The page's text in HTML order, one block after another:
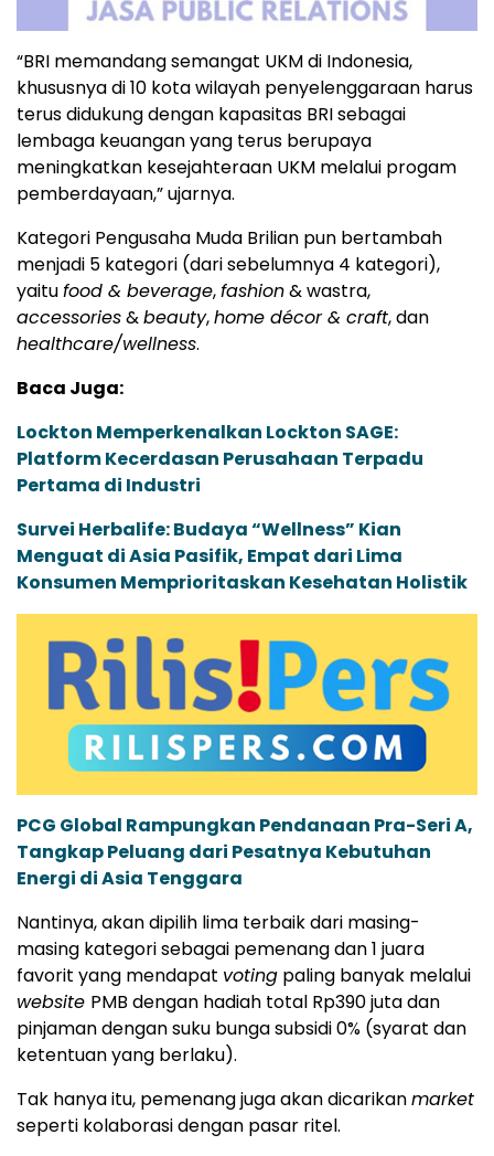
“BRI memandang semangat UKM di Indonesia,
khususnya di 10 kota wilayah penyelenggaraan harus
terus didukung dengan kapasitas BRI sebagai
lembaga keuangan yang terus berupaya
meningkatkan kesejahteraan UKM melalui progam
pemberdayaan,” ujarnya.
Kategori Pengusaha Muda Brilian pun bertambah
menjadi 5 kategori (dari sebelumnya 4 kategori),
yaitufood & beverage,fashion& wastra,
accessories&beauty,home décor & craft, dan
healthcare/wellness.
Baca Juga:
Lockton Memperkenalkan Lockton SAGE:
Platform Kecerdasan Perusahaan Terpadu
Pertama di Industri
Survei Herbalife: Budaya “Wellness” Kian
Menguat di Asia Pasifik, Empat dari Lima
Konsumen Memprioritaskan Kesehatan Holistik
PCG Global Rampungkan Pendanaan Pra-Seri A,
Tangkap Peluang dari Pesatnya Kebutuhan
Energi di Asia Tenggara
Nantinya, akan dipilih lima terbaik dari masing-
masing kategori sebagai pemenang dan 1 juara
favorit yang mendapat voting paling banyak melalui
website PMB dengan hadiah total Rp390 juta dan
pinjaman dengan suku bunga subsidi 0% (syarat dan
ketentuan yang berlaku).
Tak hanya itu, pemenang juga akan dicarikanmarket
seperti kolaborasi dengan pasar ritel.